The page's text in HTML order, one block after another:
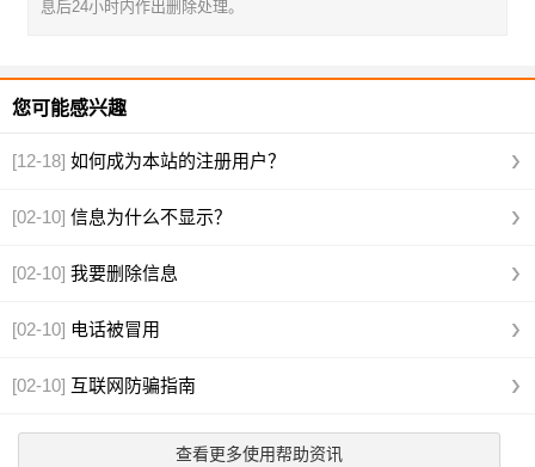
息后24小时内作出删除处理。
您可能感兴趣
[12-18] 如何成为本站的注册用户？
[02-10] 信息为什么不显示？
[02-10] 我要删除信息
[02-10] 电话被冒用
[02-10] 互联网防骗指南
查看更多使用帮助资讯